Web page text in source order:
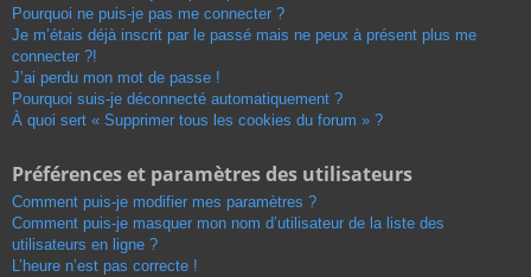
Pourquoi ne puis-je pas me connecter ?
Je m’étais déjà inscrit par le passé mais ne peux à présent plus me
connecter ?!
J’ai perdu mon mot de passe !
Pourquoi suis-je déconnecté automatiquement ?
À quoi sert « Supprimer tous les cookies du forum » ?
Préférences et paramètres des utilisateurs
Comment puis-je modifier mes paramètres ?
Comment puis-je masquer mon nom d’utilisateur de la liste des
utilisateurs en ligne ?
L’heure n’est pas correcte !